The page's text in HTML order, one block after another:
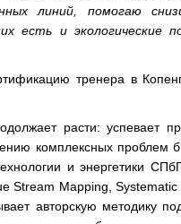
линий, помогаю
есть и экологические
тренера в
расти: успевает
комплексных проблем
и энергетики
Stream Mapping,
авторскую методику